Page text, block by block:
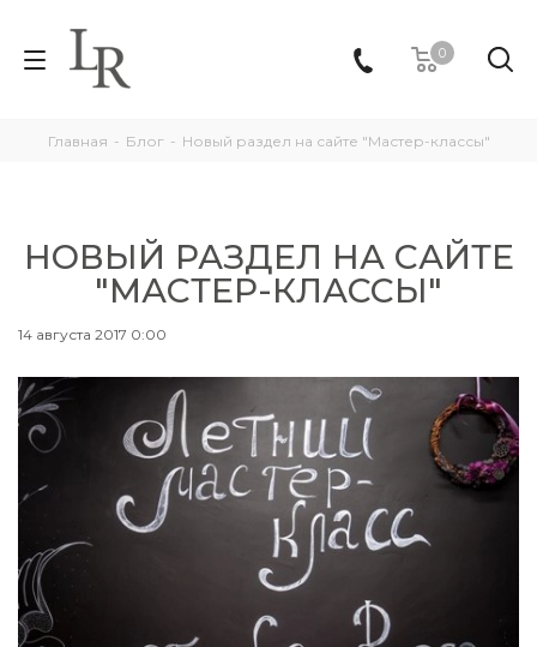
0
Главная - Блог - Новый раздел на сайте "Мастер-классы"
НОВЫЙ РАЗДЕЛ НА САЙТЕ
"МАСТЕР-КЛАССЫ"
14 августа 2017 0:00